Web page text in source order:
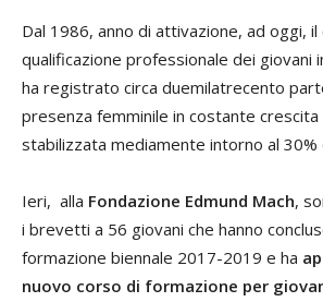
Dal 1986, anno di attivazione, ad oggi,
qualificazione professionale dei giovani
ha registrato circa duemilatrecento
presenza femminile in costante crescita
stabilizzata mediamente intorno al 30%
Ieri, alla Fondazione Edmund Mach,
i brevetti a 56 giovani che hanno
formazione biennale 2017-2019 e ha
nuovo corso di formazione per